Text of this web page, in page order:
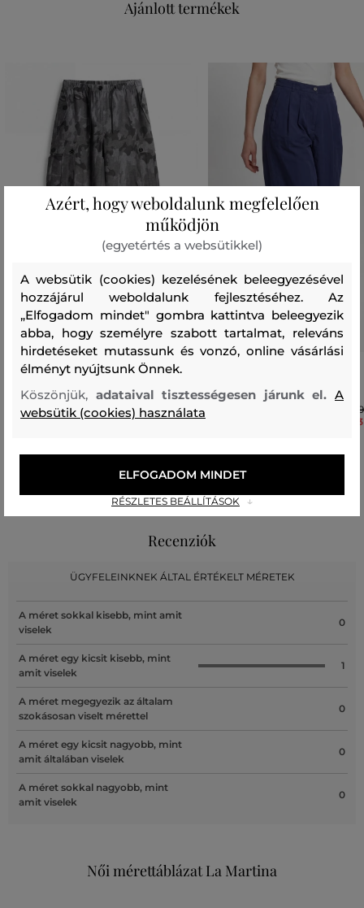
Ajánlott termékek
NADRÁG ASPESI PANTALONE
207 990 Ft
103 990 Ft
38, 40, 42, 44
Recenziók
ÜGYFELEINKNEK ÁLTAL ÉRTÉKELT MÉRETEK
A méret sokkal kisebb, mint amit
viselek
0
A méret egy kicsit kisebb, mint
amit viselek
1
A méret megegyezik az általam
szokásosan viselt mérettel
0
A méret egy kicsit nagyobb, mint
amit általában viselek
0
A méret sokkal nagyobb, mint
amit viselek
0
Női mérettáblázat La Martina
Azért, hogy weboldalunk megfelelően
működjön
(egyetértés a websütikkel)
A websütik (cookies) kezelésének beleegyezésével
hozzájárul weboldalunk fejlesztéséhez. Az
„Elfogadom mindet" gombra kattintva beleegyezik
abba, hogy személyre szabott tartalmat, releváns
hirdetéseket mutassunk és vonzó, online vásárlási
élményt nyújtsunk Önnek.
Köszönjük, adataival tisztességesen járunk el.A
websütik (cookies) használata
RÉSZLETES BEÁLLÍTÁSOK
ELFOGADOM MINDET